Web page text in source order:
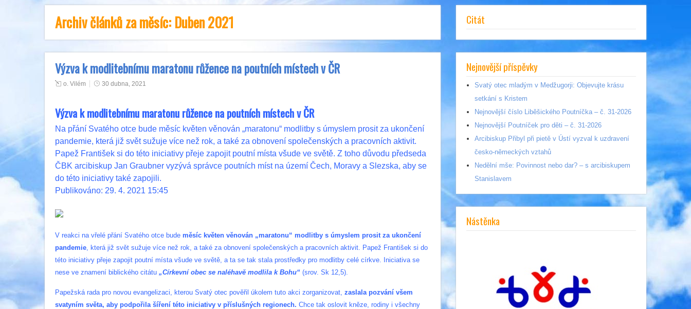
Archiv článků za měsíc: Duben 2021
Výzva k modlitebnímu maratonu růžence na poutních místech v ČR
o. Vilém 30 dubna, 2021
Výzva k modlitebnímu maratonu růžence na poutních místech v ČR
Na přání Svatého otce bude měsíc květen věnován „maratonu“ modlitby s úmyslem prosit za ukončení
pandemie, která již svět sužuje více než rok, a také za obnovení společenských a pracovních aktivit.
Papež František si do této iniciativy přeje zapojit poutní místa všude ve světě. Z toho důvodu předseda
ČBK arcibiskup Jan Graubner vyzývá správce poutních míst na území Čech, Moravy a Slezska, aby se
do této iniciativy také zapojili.
Publikováno: 29. 4. 2021 15:45
V reakci na vřelé přání Svatého otce bude měsíc květen věnován „maratonu“ modlitby s úmyslem prosit za ukončení
pandemie, která již svět sužuje více než rok, a také za obnovení společenských a pracovních aktivit. Papež František si do
této iniciativy přeje zapojit poutní místa všude ve světě, a ta se tak stala prostředky pro modlitby celé církve. Iniciativa se
nese ve znamení biblického citátu „Církevní obec se naléhavě modlila k Bohu“ (srov. Sk 12,5).
Papežská rada pro novou evangelizaci, kterou Svatý otec pověřil úkolem tuto akci zorganizovat, zaslala pozvání všem
svatyním světa, aby podpořila šíření této iniciativy v příslušných regionech. Chce tak oslovit kněze, rodiny i všechny
Citát
Nejnovější příspěvky
Svatý otec mladým v Medžugorji: Objevujte krásu
setkání s Kristem
Nejnovější číslo Liběšického Poutníčka – č. 31-2026
Nejnovější Poutníček pro děti – č. 31-2026
Arcibiskup Přibyl při pietě v Ústí vyzval k uzdravení
česko-německých vztahů
Nedělní mše: Povinnost nebo dar? – s arcibiskupem
Stanislavem
Nástěnka